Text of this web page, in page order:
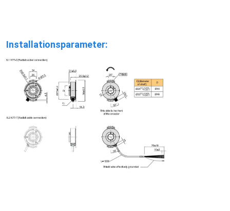
Installationsparameter: